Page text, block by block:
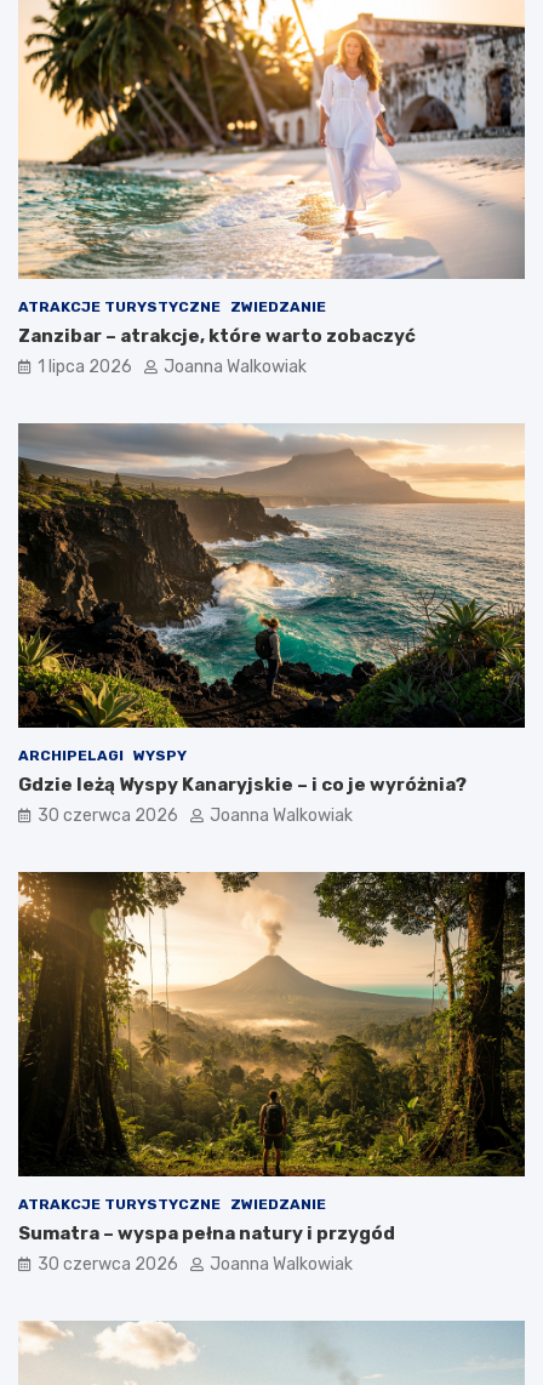
ATRAKCJE TURYSTYCZNE ZWIEDZANIE
Zanzibar – atrakcje, które warto zobaczyć
1 lipca 2026 Joanna Walkowiak
ARCHIPELAGI WYSPY
Gdzie leżą Wyspy Kanaryjskie – i co je wyróżnia?
30 czerwca 2026 Joanna Walkowiak
ATRAKCJE TURYSTYCZNE ZWIEDZANIE
Sumatra – wyspa pełna natury i przygód
30 czerwca 2026 Joanna Walkowiak